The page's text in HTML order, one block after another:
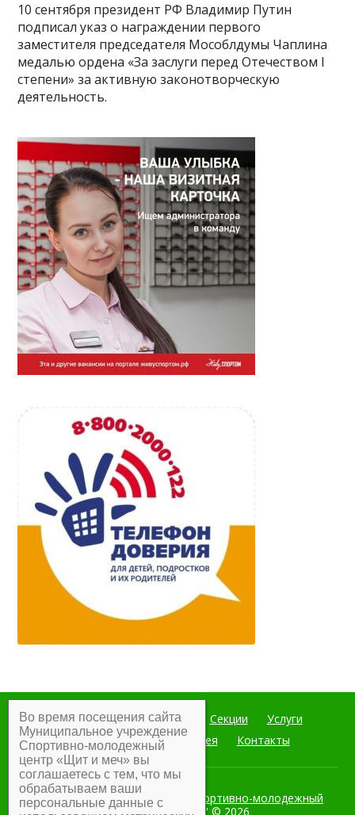
10 сентября президент РФ Владимир Путин
подписал указ о награждении первого
заместителя председателя Мособлдумы Чаплина
медалью ордена «За заслуги перед Отечеством I
степени» за активную законотворческую
деятельность.
Главная Мероприятия Секции
Услуги
Документы
Фотогалерея Контакты
Муниципальное учреждение Спортивно-молодежный
центр "Щит и меч" © 2026
Во время посещения сайта
Муниципальное учреждение
Спортивно-молодежный
центр «Щит и меч» вы
соглашаетесь с тем, что мы
обрабатываем ваши
персональные данные с